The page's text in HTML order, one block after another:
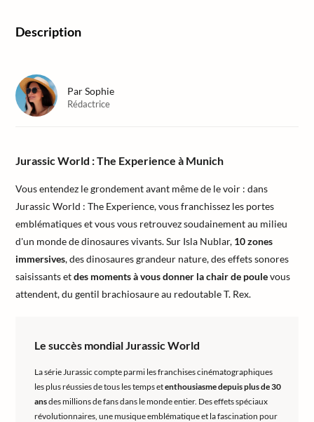
Description
Jurassic World : The Experience à Munich
Vous entendez le grondement avant même de le voir : dans
Jurassic World : The Experience, vous franchissez les portes
emblématiques et vous vous retrouvez soudainement au milieu
d'un monde de dinosaures vivants. Sur Isla Nublar, 10 zones
immersives, des dinosaures grandeur nature, des effets sonores
saisissants etdes moments à vous donner la chair de poulevous
attendent, du gentil brachiosaure au redoutable T. Rex.
Le succès mondial Jurassic World
La série Jurassic compte parmi les franchises cinématographiques
les plus réussies de tous les temps etenthousiasme depuis plus de 30
ansdes millions de fans dans le monde entier. Des effets spéciaux
révolutionnaires, une musique emblématique et la fascination pour
ParSophie
Rédactrice